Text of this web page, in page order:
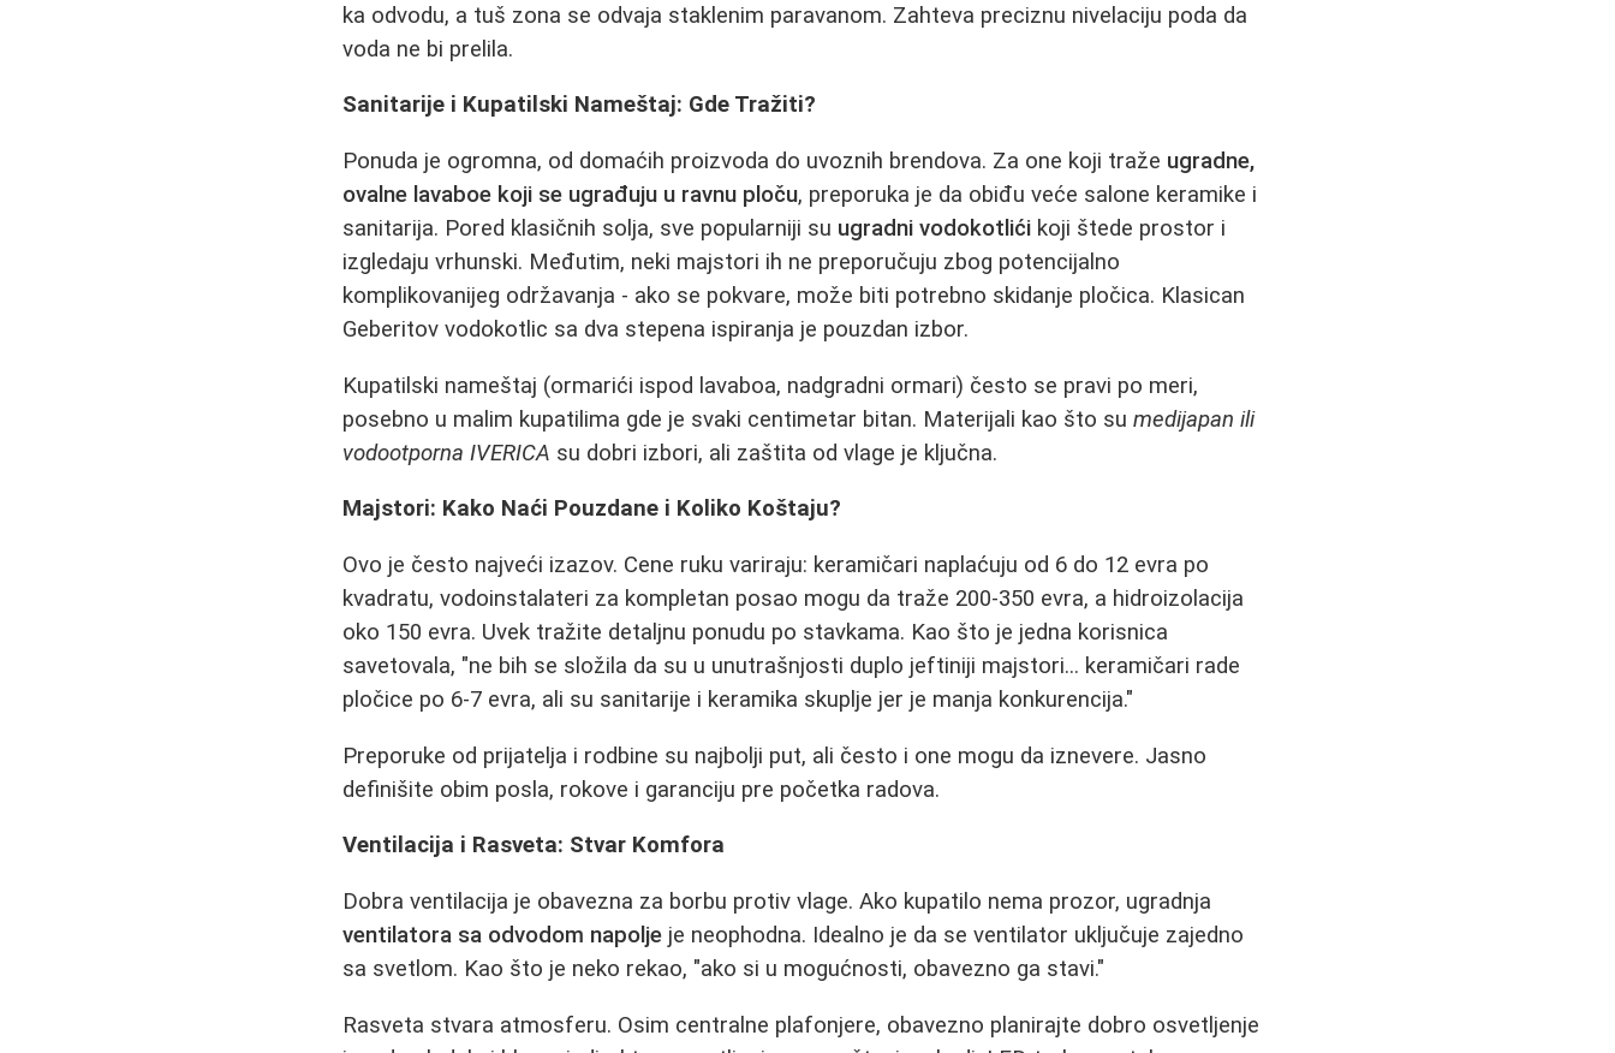
ka odvodu, a tuš zona se odvaja staklenim paravanom. Zahteva preciznu nivelaciju poda da
voda ne bi prelila.
Sanitarije i Kupatilski Nameštaj: Gde Tražiti?
Ponuda je ogromna, od domaćih proizvoda do uvoznih brendova. Za one koji traže ugradne,
ovalne lavaboe koji se ugrađuju u ravnu ploču, preporuka je da obiđu veće salone keramike i
sanitarija. Pored klasičnih solja, sve popularniji su ugradni vodokotlići koji štede prostor i
izgledaju vrhunski. Međutim, neki majstori ih ne preporučuju zbog potencijalno
komplikovanijeg održavanja - ako se pokvare, može biti potrebno skidanje pločica. Klasican
Geberitov vodokotlic sa dva stepena ispiranja je pouzdan izbor.
Kupatilski nameštaj (ormarići ispod lavaboa, nadgradni ormari) često se pravi po meri,
posebno u malim kupatilima gde je svaki centimetar bitan. Materijali kao što sumedijapan ili
vodootporna IVERICA su dobri izbori, ali zaštita od vlage je ključna.
Majstori: Kako Naći Pouzdane i Koliko Koštaju?
Ovo je često najveći izazov. Cene ruku variraju: keramičari naplaćuju od 6 do 12 evra po
kvadratu, vodoinstalateri za kompletan posao mogu da traže 200-350 evra, a hidroizolacija
oko 150 evra. Uvek tražite detaljnu ponudu po stavkama. Kao što je jedna korisnica
savetovala, "ne bih se složila da su u unutrašnjosti duplo jeftiniji majstori... keramičari rade
pločice po 6-7 evra, ali su sanitarije i keramika skuplje jer je manja konkurencija."
Preporuke od prijatelja i rodbine su najbolji put, ali često i one mogu da iznevere. Jasno
definišite obim posla, rokove i garanciju pre početka radova.
Ventilacija i Rasveta: Stvar Komfora
Dobra ventilacija je obavezna za borbu protiv vlage. Ako kupatilo nema prozor, ugradnja
ventilatora sa odvodom napolje je neophodna. Idealno je da se ventilator uključuje zajedno
sa svetlom. Kao što je neko rekao, "ako si u mogućnosti, obavezno ga stavi."
Rasveta stvara atmosferu. Osim centralne plafonjere, obavezno planirajte dobro osvetljenje